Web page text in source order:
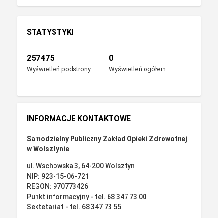
STATYSTYKI
257475
Wyświetleń podstrony
0
Wyświetleń ogółem
INFORMACJE KONTAKTOWE
Samodzielny Publiczny Zakład Opieki Zdrowotnej
w Wolsztynie
ul. Wschowska 3, 64-200 Wolsztyn
NIP: 923-15-06-721
REGON: 970773426
Punkt informacyjny - tel. 68 347 73 00
Sektetariat - tel. 68 347 73 55